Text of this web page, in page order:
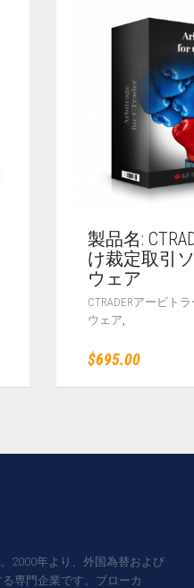
製品名:
け裁定取引
ウェア
CTRADERアービト
ウェア
$695.00
2000年より、外国為替および
専門企業です。ブローカ